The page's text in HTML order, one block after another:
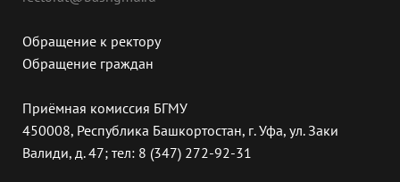
Обращение к ректору
Обращение граждан
Приёмная комиссия БГМУ
450008, Республика Башкортостан, г. Уфа, ул. Заки
Валиди, д. 47; тел: 8 (347) 272-92-31